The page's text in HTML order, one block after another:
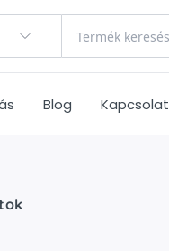
Blog Kapcsolat